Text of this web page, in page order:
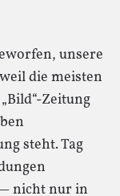
unsere
die meisten
Zeitung
steht. Tag
nicht nur in